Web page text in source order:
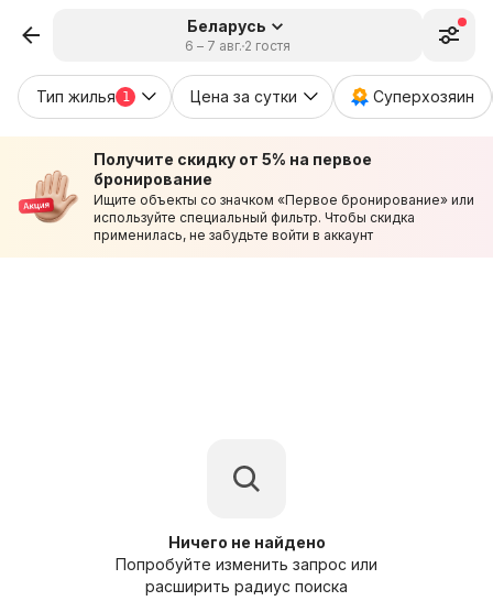
Беларусь
6 – 7 авг. 2 гостя
Тип жилья 1 Цена за сутки Суперхозяин
Получите скидку от 5% на первое
бронирование
Ищите объекты со значком «Первое бронирование» или
используйте специальный фильтр. Чтобы скидка
применилась, не забудьте войти в аккаунт
Ничего не найдено
Попробуйте изменить запрос или
расширить радиус поиска